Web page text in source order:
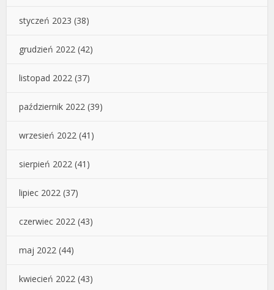
styczeń 2023 (38)
grudzień 2022 (42)
listopad 2022 (37)
październik 2022 (39)
wrzesień 2022 (41)
sierpień 2022 (41)
lipiec 2022 (37)
czerwiec 2022 (43)
maj 2022 (44)
kwiecień 2022 (43)